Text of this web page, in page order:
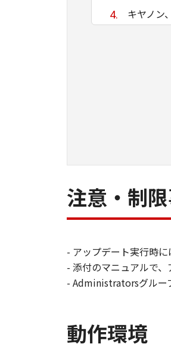
キヤノン
ために適
て生ず
ユーザ
注意・制
- アップデート実行時に
- 添付のマニュアルで、
- Administratorsグルー
動作環境